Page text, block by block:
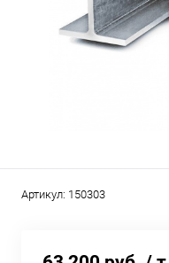
Артикул: 150303